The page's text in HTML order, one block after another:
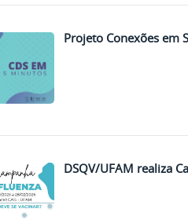
Projeto Conexões em
DSQV/UFAM realiza